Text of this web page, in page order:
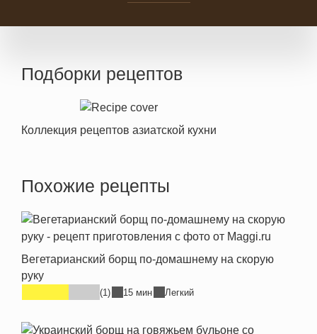
Подборки рецептов
Коллекция рецептов азиатской кухни
Похожие рецепты
Вегетарианский борщ по-домашнему на скорую
руку
(1) 15 мин Легкий